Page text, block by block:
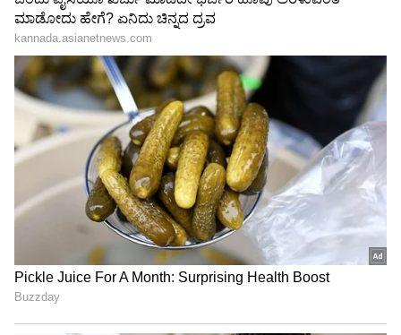
Image Credit :Asianet News
ವ್ಯವಹಾರಗಳು ಹೊಸ ಪಾಲುದಾರರೊಂದಿಗೆ
ಜಾಗರೂಕರಾಗಿರಬೇಕು, ಏಕೆಂದರೆ ಅವರು ನಿಮ್ಮ ಕೆಲಸವನ್ನು
ಹಾಳುಮಾಡಲು ಪ್ರಯತ್ನಿಸಬಹುದು. ಹೆಚ್ಚುವರಿಯಾಗಿ, ಕೆಲವು
ಹಳೆಯ ಆರೋಗ್ಯ ಸಮಸ್ಯೆಗಳು ಮತ್ತೆ ಕಾಣಿಸಿಕೊಳ್ಳಬಹುದು.
ಈ ಸಮಯದಲ್ಲಿ ನಿಮ್ಮ ವಿರೋಧಿಗಳು ನಿಮ್ಮ ವಿರುದ್ಧ ಸಂಚು
ಹೂಡಬಹುದು ಎಂಬುದು ಗಮನಿಸಬೇಕಾದ ಸಂಗತಿ.